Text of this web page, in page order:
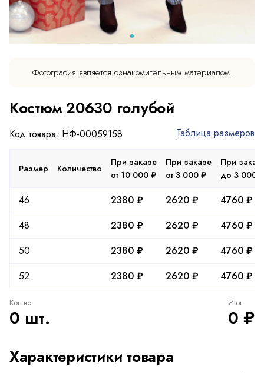
Фотография является ознакомительным материалом.
Костюм 20630 голубой
Код товара: НФ-00059158 Таблица размеров
Размер Количество
При заказе
от 10 000 ₽
При заказе
от 3 000 ₽
При
до 3 000 ₽
46 2380 ₽ 2620 ₽
4760 ₽
48
2380 ₽ 2620 ₽
4760 ₽
50
2380 ₽ 2620 ₽
4760 ₽
52
2380 ₽ 2620 ₽ 4760 ₽
Кол-во
0 шт.
Итог
0 ₽
Характеристики товара